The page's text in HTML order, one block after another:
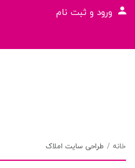
ورود و ثبت نام
خانه طراحی سایت املاک